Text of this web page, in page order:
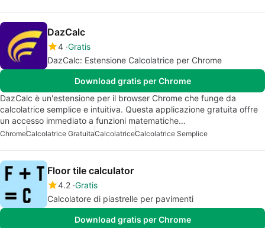
DazCalc
4 Gratis
DazCalc: Estensione Calcolatrice per Chrome
Download gratis per Chrome
DazCalc è un'estensione per il browser Chrome che funge da
calcolatrice semplice e intuitiva. Questa applicazione gratuita offre
un accesso immediato a funzioni matematiche…
ChromeCalcolatrice GratuitaCalcolatriceCalcolatrice Semplice
Floor tile calculator
4.2 Gratis
Calcolatore di piastrelle per pavimenti
Download gratis per Chrome